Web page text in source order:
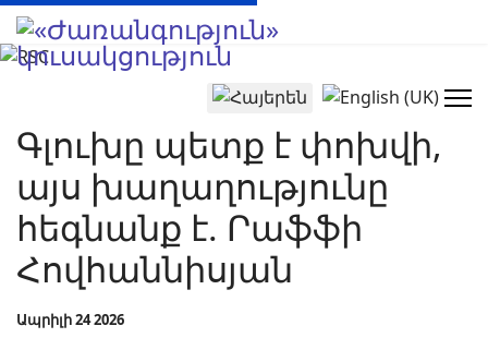
Select your language
Գլուխը պետք է փոխվի,
այս խաղաղությունը
հեգնանք է. Րաֆֆի
Հովհաննիսյան
Ապրիլի 24 2026